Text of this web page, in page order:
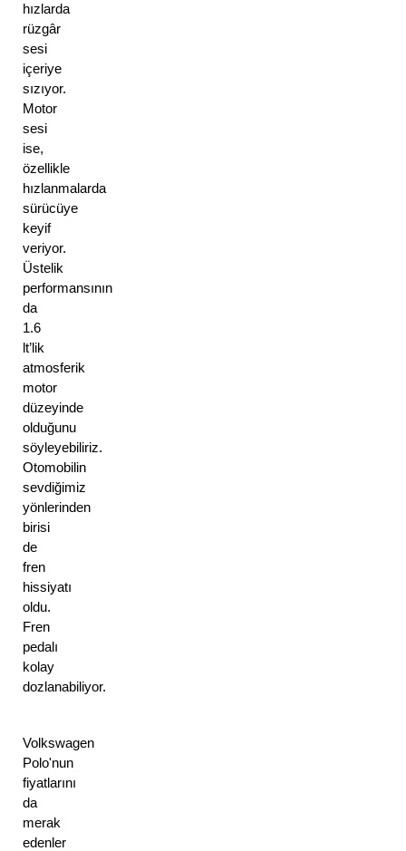
hızlarda
rüzgâr
sesi
içeriye
sızıyor.
Motor
sesi
ise,
özellikle
hızlanmalarda
sürücüye
keyif
veriyor.
Üstelik
performansının
da
1.6
lt’lik
atmosferik
motor
düzeyinde
olduğunu
söyleyebiliriz.
Otomobilin
sevdiğimiz
yönlerinden
birisi
de
fren
hissiyatı
oldu.
Fren
pedalı
kolay
dozlanabiliyor.
Volkswagen
Polo'nun
fiyatlarını
da
merak
edenler